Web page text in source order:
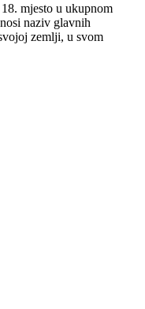
mjesto u ukupnom
naziv glavnih
zemlji, u svom